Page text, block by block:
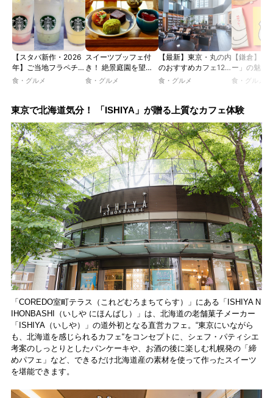
【スタバ新作・2026
年】ご当地フラペチー
ノが新登場！ 地域と
JIMOTO
森・群馬・沖縄で始
動。6種類を飲んで実
食レポート
食・グルメ
スイーツブッフェ付
き！ 絶景庭園を望む
ホテルレストランで味
ツトレンドVol.105】
食・グルメ
【最新】東京・丸の内
のおすすめカフェ12
選｜ひとりでゆったり
るカフェ、優雅なホテ
食・グルメ
【鎌倉】「
ー」の魅力
説！ 定番商
食・グルメ
東京で北海道気分！ 「ISHIYA」が贈る上質なカフェ体験
「COREDO室町テラス（これどむろまちてらす）」にある「ISHIYA N
IHONBASHI（いしや にほんばし）」は、北海道の老舗菓子メーカー
「ISHIYA（いしや）」の道外初となる直営カフェ。“東京にいながら
も、北海道を感じられるカフェ“をコンセプトに、シェフ・パティシエ
考案のしっとりとしたパンケーキや、お酒の後に楽しむ札幌発の「締
めパフェ」など、できるだけ北海道産の素材を使って作ったスイーツ
を堪能できます。